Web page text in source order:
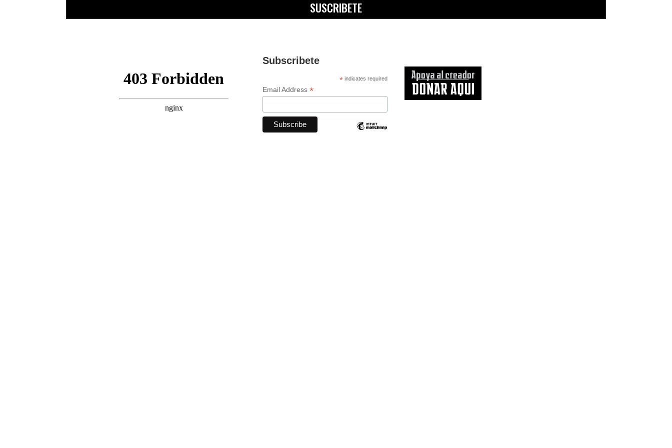
SUSCRIBETE
Subscribete
* indicates required
Email Address*